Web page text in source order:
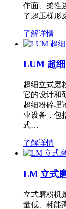
作面、柔性
了超压梯形
了解详情
LUM 超
超细立式磨
它的设计和
超细粉碎理
业设备，包
式…
了解详情
LM 立式
立式磨粉机
量低、耗能